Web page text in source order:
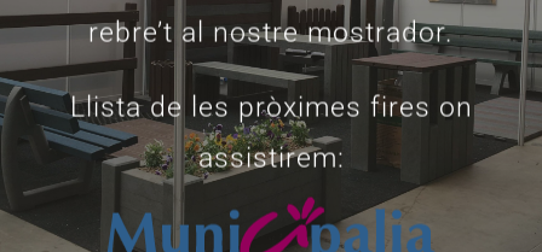
rebre’t al nostre mostrador.
Llista de les pròximes fires on
assistirem: